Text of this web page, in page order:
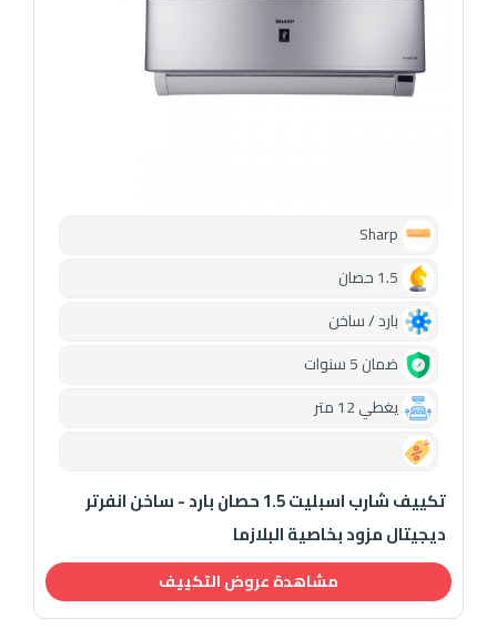
بارد / ساخن
ضمان 5 سنوات
يغطي 12 متر
تكييف شارب اسبليت 1.5 حصان بارد - ساخن انفرتر
ديجيتال مزود بخاصية البلازما
مشاهدة عروض التكييف